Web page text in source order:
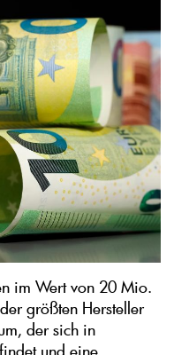
im Wert von 20 Mio.
größten Hersteller
der sich in